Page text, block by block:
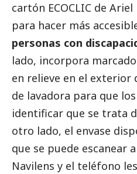
cartón ECOCLIC de
para hacer más
personas con
lado, incorpora
en relieve en el exterior
de lavadora para que
identificar que se trata
otro lado, el envase
que se puede escanear
Navilens y el teléfono